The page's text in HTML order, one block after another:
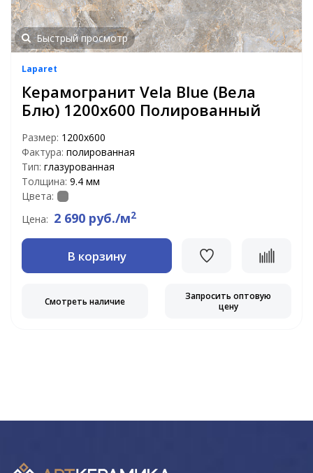
Быстрый просмотр
Laparet
Керамогранит Vela Blue (Вела
Блю) 1200х600 Полированный
Размер: 1200х600
Фактура: полированная
Тип: глазурованная
Толщина: 9.4 мм
Цвета:
Цена: 2 690 руб./м2
В корзину
Смотреть наличие
Запросить оптовую
цену